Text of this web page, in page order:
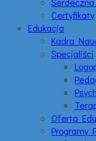
Certyfikaty
Edukacja
Kadra
Specjaliści
Oferta
Programy